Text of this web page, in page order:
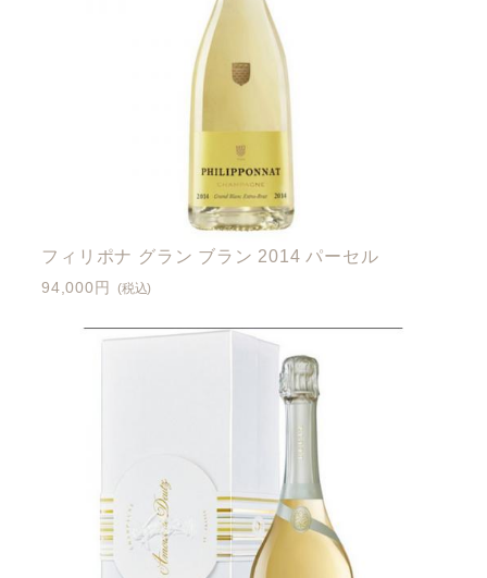
フィリポナ グラン ブラン 2014 パーセル
94,000円 (税込)